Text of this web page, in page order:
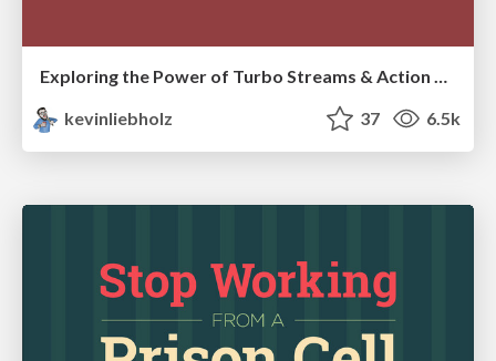
Exploring the Power of Turbo Streams & Action Cable | RailsConf2023
kevinliebholz
37 6.5k